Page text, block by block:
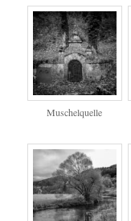
Muschelquelle